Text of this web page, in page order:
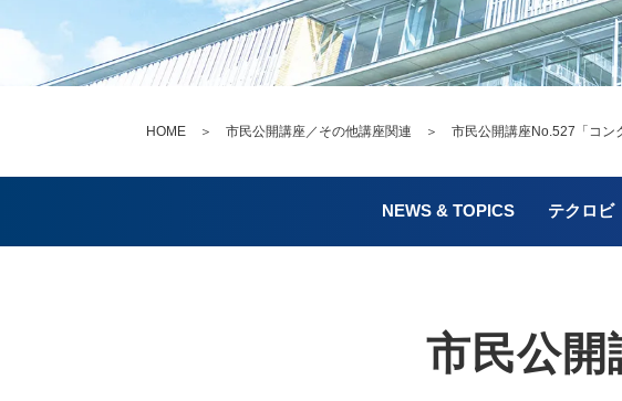
HOME ＞ 市民公開講座／その他講座関連 ＞ 市民公開講座No.527 「コ
NEWS & TOPICS テクロビ
市民公開